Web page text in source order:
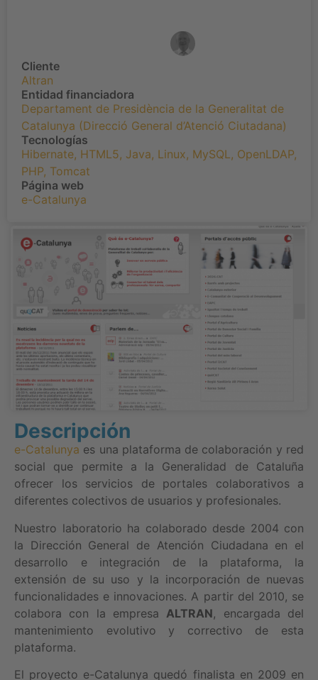
Descripción
e-Catalunya es una plataforma de colaboración y red
social que permite a la Generalidad de Cataluña
ofrecer los servicios de portales colaborativos a
diferentes colectivos de usuarios y profesionales.
Nuestro laboratorio ha colaborado desde 2004 con
la Dirección General de Atención Ciudadana en el
desarrollo e integración de la plataforma, la
extensión de su uso y la incorporación de nuevas
funcionalidades e innovaciones. A partir del 2010, se
colabora con la empresa ALTRAN, encargada del
mantenimiento evolutivo y correctivo de esta
plataforma.
El proyecto e-Catalunya quedó finalista en 2009 en
Cliente
Altran
Entidad financiadora
Departament de Presidència de la Generalitat de
Catalunya (Direcció General d’Atenció Ciutadana)
Tecnologías
Hibernate, HTML5, Java, Linux, MySQL , OpenLDAP,
PHP, Tomcat
Página web
e-Catalunya